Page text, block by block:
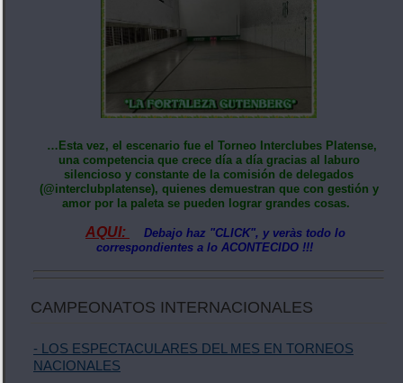
…Esta vez, el escenario fue el Torneo Interclubes Platense,
una competencia que crece día a día gracias al laburo
silencioso y constante de la comisión de delegados
(@interclubplatense), quienes demuestran que con gestión y
amor por la paleta se pueden lograr grandes cosas.
AQUI:
Debajo haz "CLICK", y veràs todo lo
correspondientes a lo ACONTECIDO !!!
CAMPEONATOS INTERNACIONALES
- LOS ESPECTACULARES DEL MES EN TORNEOS
NACIONALES